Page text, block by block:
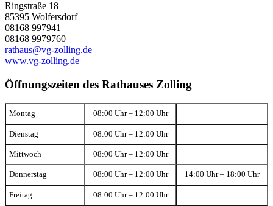
Ringstraße 18
85395 Wolfersdorf
08168 997941
08168 9979760
rathaus@vg-zolling.de
www.vg-zolling.de
Öffnungszeiten des Rathauses Zolling
Montag 08:00 Uhr – 12:00 Uhr
Dienstag 08:00 Uhr – 12:00 Uhr
Mittwoch 08:00 Uhr – 12:00 Uhr
Donnerstag 08:00 Uhr – 12:00 Uhr 14:00 Uhr – 18:00 Uhr
Freitag 08:00 Uhr – 12:00 Uhr